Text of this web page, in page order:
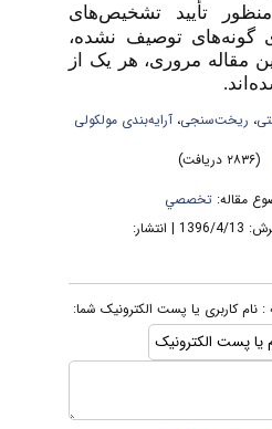
تأیید تشخیص‌های
گونه‌های توصیف نشده،
مقاله مروری، هر یک از
،ریخت‌سنجی،آرایه‌بندی مولکولی
مقاله:تخصصي
دریافت: 1395/4/15 | پذیرش: 1396/4/13 | انتشار:
: نام کاربری یا پست الکترونیک شما: